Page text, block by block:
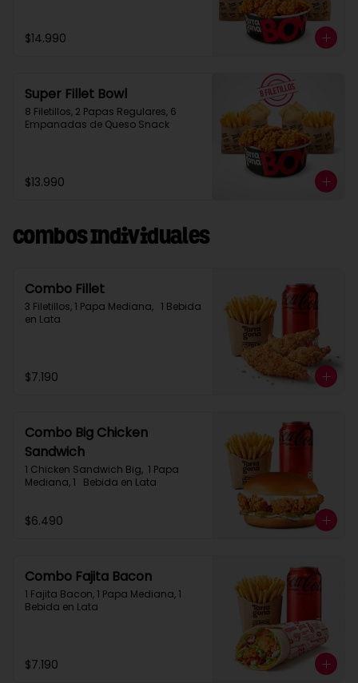
$14.990
Super Fillet Bowl
8 Filetillos, 2 Papas Regulares, 6
Empanadas de Queso Snack
$13.990
Combos Individuales
Combo Fillet
3 Filetillos, 1 Papa Mediana,   1 Bebida
en Lata
$7.190
Combo Big Chicken
Sandwich
1 Chicken Sandwich Big,  1 Papa
Mediana, 1   Bebida en Lata
$6.490
Combo Fajita Bacon
1 Fajita Bacon, 1 Papa Mediana, 1
Bebida en Lata
$7.190